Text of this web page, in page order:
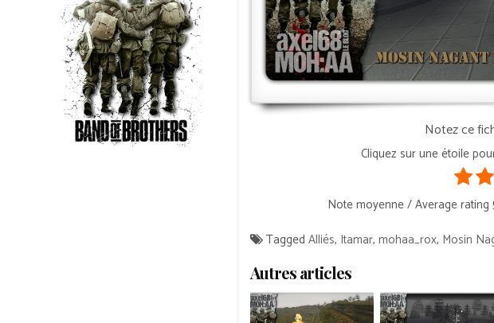
Notez ce
Cliquez sur une étoile
Note moyenne / Average rating
TaggedAlliés, Itamar,mohaa_rox, Mosin
Autres articles